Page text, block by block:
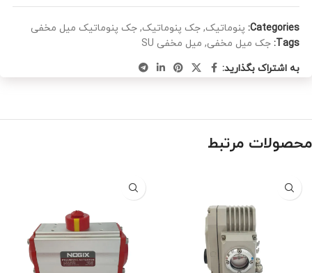
Categories: پنوماتیک, جک پنوماتیک, جک پنوماتیک میل مخفی
Tags: جک میل مخفی, میل مخفی SU
به اشتراک بگذارید:
محصولات مرتبط